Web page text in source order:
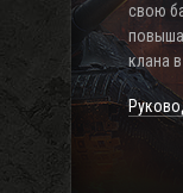
свою
клана